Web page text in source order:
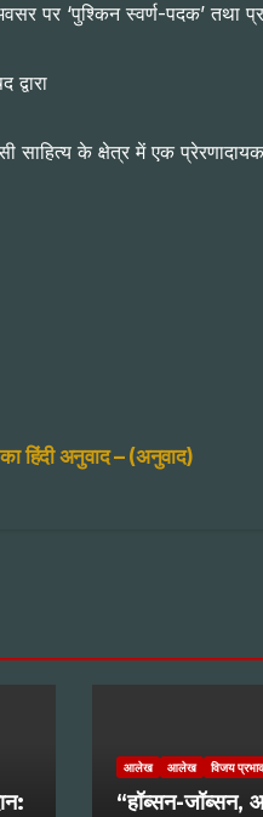
पर ‘पुश्किन स्वर्ण-पदक’ तथा
साहित्य के क्षेत्र में एक
का हिंदी अनुवाद – (अनुवाद)
आलेख आलेख विजय
“हॉब्सन-जॉब्सन,